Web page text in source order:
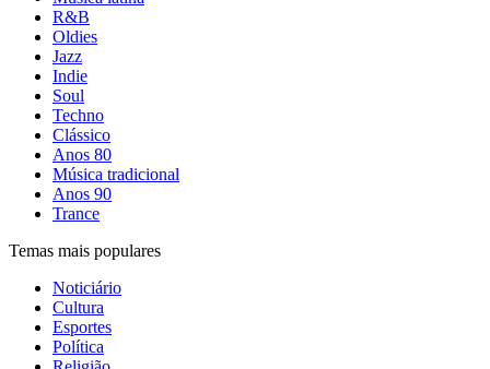
R&B
Oldies
Jazz
Indie
Soul
Techno
Clássico
Anos 80
Música tradicional
Anos 90
Trance
Temas mais populares
Noticiário
Cultura
Esportes
Política